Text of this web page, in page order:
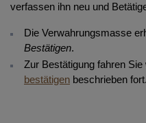
verfassen ihn neu und
Die Verwahrungsmasse
Bestätigen.
Zur Bestätigung fahren Sie
bestätigen beschrieben fort.